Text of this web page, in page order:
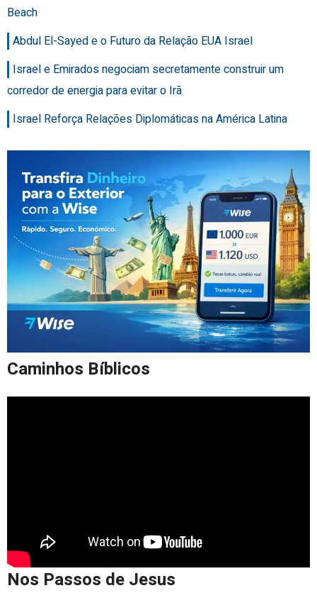
Beach
Abdul El-Sayed e o Futuro da Relação EUA Israel
Israel e Emirados negociam secretamente construir um
corredor de energia para evitar o Irã
Israel Reforça Relações Diplomáticas na América Latina
Caminhos Bíblicos
Nos Passos de Jesus